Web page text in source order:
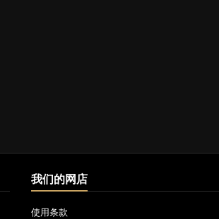
我们的网店
使用条款